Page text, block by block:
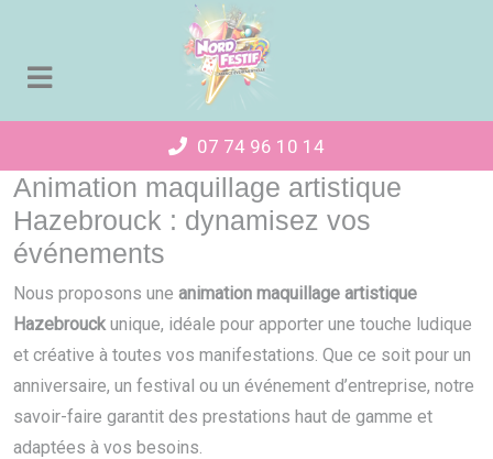
07 74 96 10 14
Animation maquillage artistique
Hazebrouck : dynamisez vos
événements
Nous proposons une animation maquillage artistique
Hazebrouckunique, idéale pour apporter une touche ludique
et créative à toutes vos manifestations. Que ce soit pour un
anniversaire, un festival ou un événement d’entreprise, notre
savoir-faire garantit des prestations haut de gamme et
adaptées à vos besoins.
Panneau de gestion des cookies